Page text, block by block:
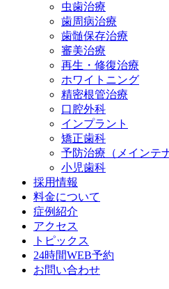
虫歯治療
歯周病治療
歯髄保存治療
審美治療
再生・修復治療
ホワイトニング
精密根管治療
口腔外科
インプラント
矯正歯科
予防治療（メインテ
小児歯科
採用情報
料金について
症例紹介
アクセス
トピックス
24時間WEB予約
お問い合わせ